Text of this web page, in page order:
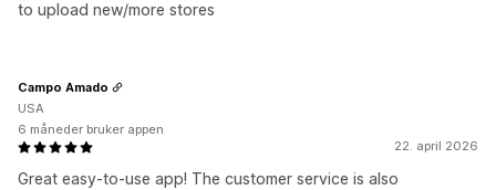
to upload new/more stores
22. april 2026
Great easy-to-use app! The customer service is also
Campo Amado
USA
6 måneder bruker appen